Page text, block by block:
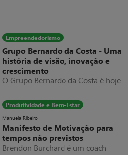
fatura do serviço prestado um
valor exorbitante, suponhamos
10.000€.
Empreendedorismo
Grupo Bernardo da Costa - Uma
história de visão, inovação e
crescimento
O Grupo Bernardo da Costa é hoje
de evolução empresarial em
Portugal, destacando-se pela sua
capacidade de adaptação,
diversificação e internacionalização
ao longo de mais de seis décadas
de atividade.
Produtividade e Bem-Estar
Manuela Ribeiro
Manifesto de Motivação para
tempos não previstos
Brendon Burchard é um coach